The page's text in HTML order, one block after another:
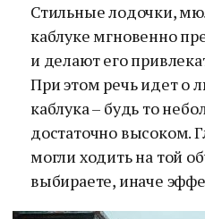
Стильные лодочки,
каблуке мгновенно
и делают его
При этом речь идет о
каблука – будь то
достаточно высоком.
могли ходить на той
выбираете, иначе